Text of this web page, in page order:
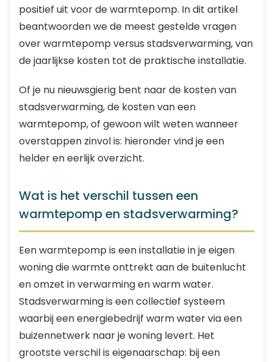
positief uit voor de warmtepomp. In dit artikel
beantwoorden we de meest gestelde vragen
over warmtepomp versus stadsverwarming, van
de jaarlijkse kosten tot de praktische installatie.
Of je nu nieuwsgierig bent naar de kosten van
stadsverwarming, de kosten van een
warmtepomp, of gewoon wilt weten wanneer
overstappen zinvol is: hieronder vind je een
helder en eerlijk overzicht.
Wat is het verschil tussen een
warmtepomp en stadsverwarming?
Een warmtepomp is een installatie in je eigen
woning die warmte onttrekt aan de buitenlucht
en omzet in verwarming en warm water.
Stadsverwarming is een collectief systeem
waarbij een energiebedrijf warm water via een
buizennetwerk naar je woning levert. Het
grootste verschil is eigenaarschap: bij een